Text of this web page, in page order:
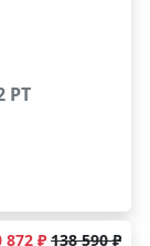
PT
872 ₽ 138 590 ₽